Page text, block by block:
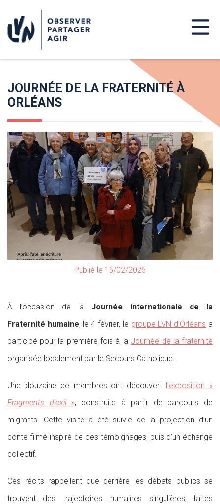
JOURNÉE DE LA FRATERNITÉ À
ORLÉANS
Publié le 16/02/2026
À l’occasion de la Journée internationale de la
Fraternité humaine, le 4 février, le groupe LVN d’Orléans a
participé pour la première fois à la Journée de la fraternité
organisée localement par le Secours Catholique.
Une douzaine de membres ont découvert l’exposition «
Fragments d’exil », construite à partir de parcours de
migrants. Cette visite a été suivie de la projection d’un
conte filmé inspiré de ces témoignages, puis d’un échange
collectif.
Ces récits rappellent que derrière les débats publics se
trouvent des trajectoires humaines singulières, faites